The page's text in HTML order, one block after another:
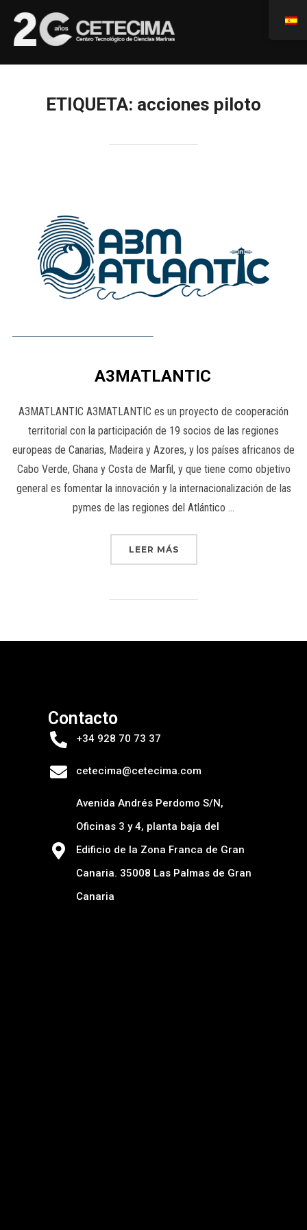
ETIQUETA: acciones piloto
A3MATLANTIC
A3MATLANTIC A3MATLANTIC es un proyecto de cooperación
territorial con la participación de 19 socios de las regiones
europeas de Canarias, Madeira y Azores, y los países africanos de
Cabo Verde, Ghana y Costa de Marfil, y que tiene como objetivo
general es fomentar la innovación y la internacionalización de las
pymes de las regiones del Atlántico …
LEER MÁS
Contacto
+34 928 70 73 37
cetecima@cetecima.com
Avenida Andrés Perdomo S/N,
Oficinas 3 y 4, planta baja del
Edificio de la Zona Franca de Gran
Canaria. 35008 Las Palmas de Gran
Canaria